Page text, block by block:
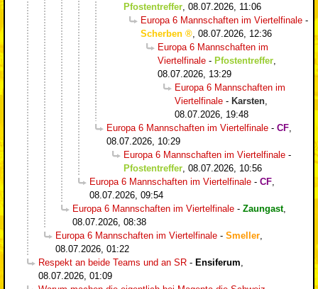
Pfostentreffer 08.07.2026, 11:06
Europa 6 Mannschaften im Viertelfinale -
Scherben
08.07.2026, 12:36
Europa 6 Mannschaften im
Viertelfinale - Pfostentreffer
08.07.2026, 13:29
Europa 6 Mannschaften im
Viertelfinale - Karsten
08.07.2026, 19:48
Europa 6 Mannschaften im Viertelfinale - CF
08.07.2026, 10:29
Europa 6 Mannschaften im Viertelfinale -
Pfostentreffer 08.07.2026, 10:56
Europa 6 Mannschaften im Viertelfinale - CF
08.07.2026, 09:54
Europa 6 Mannschaften im Viertelfinale - Zaungast,
08.07.2026, 08:38
Europa 6 Mannschaften im Viertelfinale - Smeller
08.07.2026, 01:22
Respekt an beide Teams und an SR - Ensiferum
08.07.2026, 01:09